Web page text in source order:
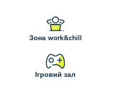
Зона work&chill
Ігровий зал